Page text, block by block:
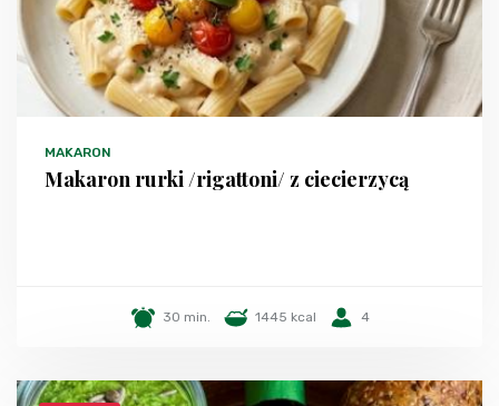
MAKARON
Makaron rurki /rigattoni/ z ciecierzycą
30 min. 1445 kcal 4